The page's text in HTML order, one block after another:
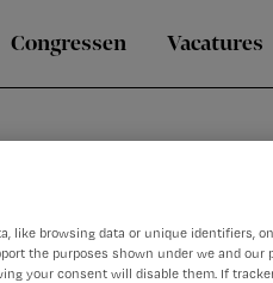
Congressen Vacatures
like browsing data or unique identifiers,
the purposes shown under we and our
your consent will disable them. If